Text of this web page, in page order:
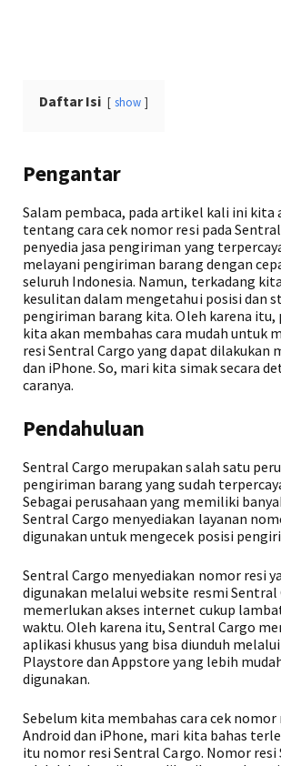
Daftar Isi show
Pengantar
Salam pembaca, pada artikel kali ini kita
tentang cara cek nomor resi pada Sentral
penyedia jasa pengiriman yang
melayani pengiriman barang dengan
seluruh Indonesia. Namun, terkadang
kesulitan dalam mengetahui posisi dan
pengiriman barang kita. Oleh karena itu,
kita akan membahas cara mudah untuk
resi Sentral Cargo yang dapat dilakukan
dan iPhone. So, mari kita simak secara
caranya.
Pendahuluan
Sentral Cargo merupakan salah satu
pengiriman barang yang sudah
Sebagai perusahaan yang memiliki
Sentral Cargo menyediakan layanan
digunakan untuk mengecek posisi
Sentral Cargo menyediakan nomor resi
digunakan melalui website resmi Sentral
memerlukan akses internet cukup
waktu. Oleh karena itu, Sentral Cargo
aplikasi khusus yang bisa diunduh
Playstore dan Appstore yang lebih
digunakan.
Sebelum kita membahas cara cek nomor
Android dan iPhone, mari kita bahas
itu nomor resi Sentral Cargo. Nomor resi